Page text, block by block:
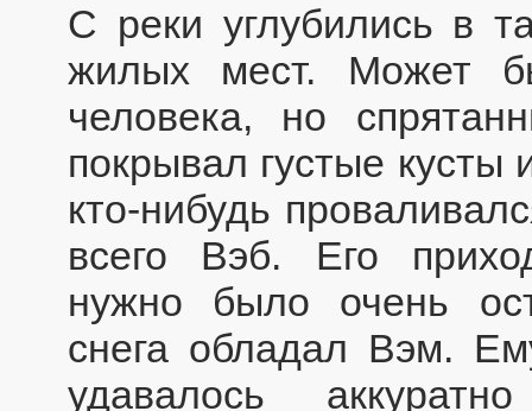
С реки углубились в
жилых мест. Может
человека, но
покрывал густые
кто-нибудь
всего Вэб. Его
нужно было очень
снега обладал Вэм.
удавалось